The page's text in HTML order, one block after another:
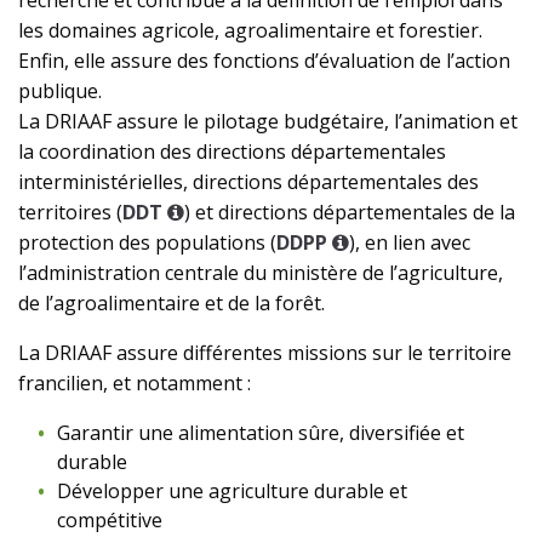
les domaines agricole, agroalimentaire et forestier.
Enfin, elle assure des fonctions d’évaluation de l’action
publique.
La DRIAAF assure le pilotage budgétaire, l’animation et
la coordination des directions départementales
interministérielles, directions départementales des
territoires (DDT
) et directions départementales de la
protection des populations (DDPP
), en lien avec
l’administration centrale du ministère de l’agriculture,
de l’agroalimentaire et de la forêt.
La DRIAAF assure différentes missions sur le territoire
francilien, et notamment :
Garantir une alimentation sûre, diversifiée et
durable
Développer une agriculture durable et
compétitive